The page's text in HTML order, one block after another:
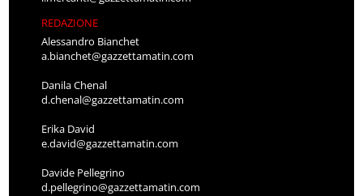
REDAZIONE
Alessandro Bianchet
a.bianchet@gazzettamatin.com
Danila Chenal
d.chenal@gazzettamatin.com
Erika David
e.david@gazzettamatin.com
Davide Pellegrino
d.pellegrino@gazzettamatin.com